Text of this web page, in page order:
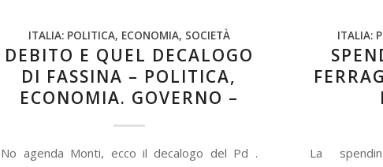
ITALIA: POLITICA, ECONOMIA, SOCIETÀ
DEBITO E QUEL DECALOGO
DI FASSINA – POLITICA,
ECONOMIA. GOVERNO –
No agenda Monti, ecco il decalogo del Pd .
ITALIA:
La